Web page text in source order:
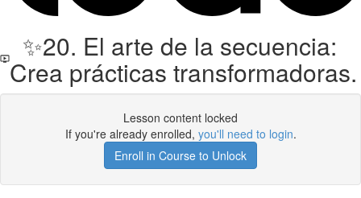
✨20. El arte de la secuencia:
Crea prácticas transformadoras.
Lesson content locked
If you're already enrolled, you'll need to login.
Enroll in Course to Unlock